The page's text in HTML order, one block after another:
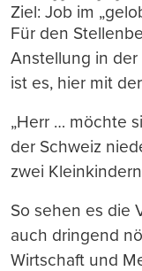
Ziel: Job im
Für den
Anstellung in der
ist es, hier mit
„Herr … möchte
der Schweiz
zwei
So sehen es die
auch dringend
Wirtschaft und